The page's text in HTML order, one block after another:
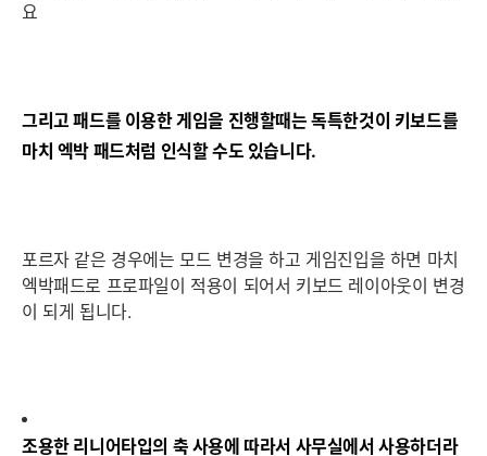
요
그리고 패드를 이용한 게임을 진행할때는 독특한것이 키보드를
마치 엑박 패드처럼 인식할 수도 있습니다.
포르자 같은 경우에는 모드 변경을 하고 게임진입을 하면 마치
엑박패드로 프로파일이 적용이 되어서 키보드 레이아웃이 변경
이 되게 됩니다.
조용한 리니어타입의 축 사용에 따라서 사무실에서 사용하더라